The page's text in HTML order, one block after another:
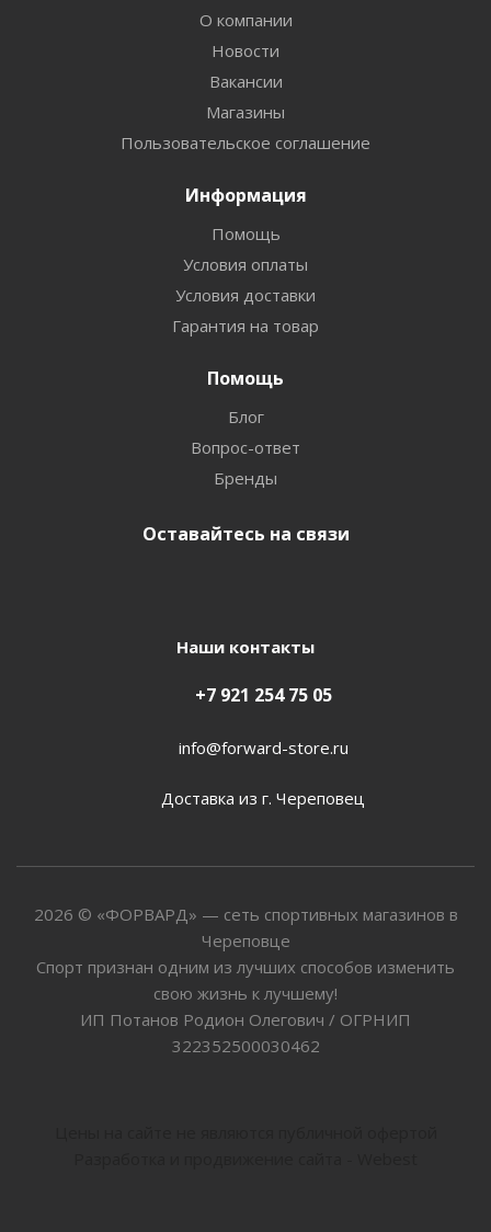
О компании
Новости
Вакансии
Магазины
Пользовательское соглашение
Информация
Помощь
Условия оплаты
Условия доставки
Гарантия на товар
Помощь
Блог
Вопрос-ответ
Бренды
Оставайтесь на связи
Наши контакты
+7 921 254 75 05
info@forward-store.ru
Доставка из г. Череповец
2026 © «ФОРВАРД» — сеть спортивных магазинов в
Череповце
Спорт признан одним из лучших способов изменить
свою жизнь к лучшему!
ИП Потанов Родион Олегович / ОГРНИП
322352500030462